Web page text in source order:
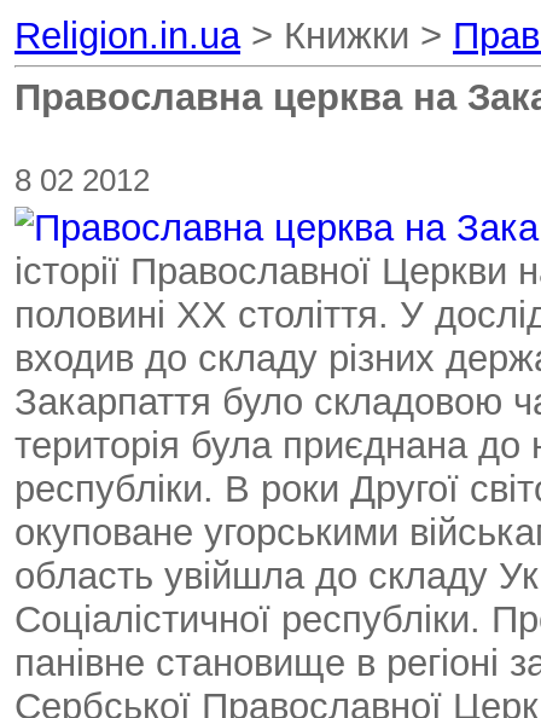
Religion.in.ua> Книжки >
Православна церква на
8 02 2012
історії Православної Церкви
половині ХХ століття. У
входив до складу різних
Закарпаття було складовою
територія була приєднана до
республіки. В роки Другої
окуповане угорськими
область увійшла до складу
Соціалістичної республіки.
панівне становище в регіоні
Сербської Православної